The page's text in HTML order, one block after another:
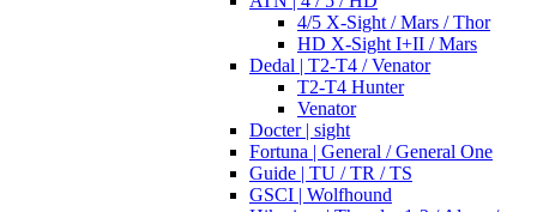
4/5 X-Sight / Mars / Thor
HD X-Sight I+II / Mars
Dedal | T2-T4 / Venator
T2-T4 Hunter
Venator
Docter | sight
Fortuna | General / General One
Guide | TU / TR / TS
GSCI | Wolfhound